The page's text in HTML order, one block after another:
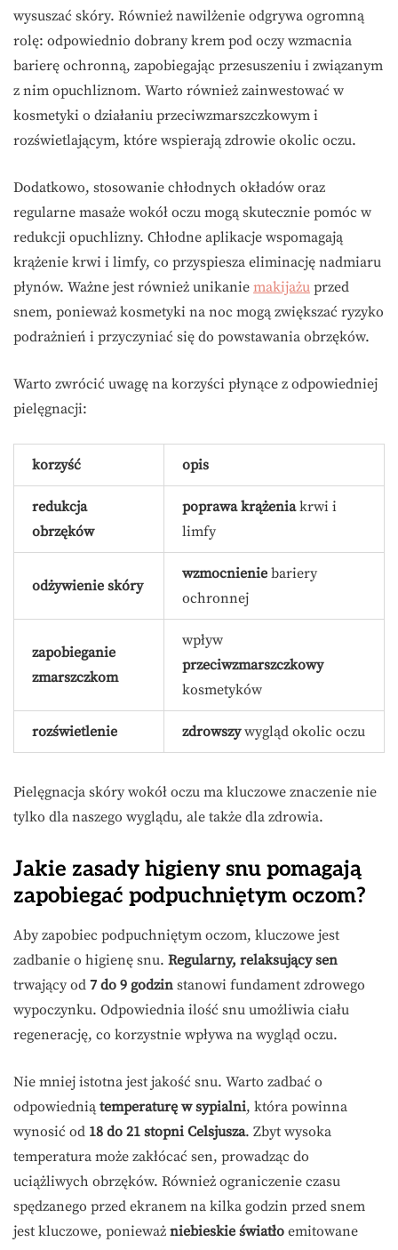
wysuszać skóry. Również nawilżenie odgrywa ogromną
rolę: odpowiednio dobrany krem pod oczy wzmacnia
barierę ochronną, zapobiegając przesuszeniu i związanym
z nim opuchliznom. Warto również zainwestować w
kosmetyki o działaniu przeciwzmarszczkowym i
rozświetlającym, które wspierają zdrowie okolic oczu.
Dodatkowo, stosowanie chłodnych okładów oraz
regularne masaże wokół oczu mogą skutecznie pomóc w
redukcji opuchlizny. Chłodne aplikacje wspomagają
krążenie krwi i limfy, co przyspiesza eliminację nadmiaru
płynów. Ważne jest również unikanie makijażu przed
snem, ponieważ kosmetyki na noc mogą zwiększać ryzyko
podrażnień i przyczyniać się do powstawania obrzęków.
Warto zwrócić uwagę na korzyści płynące z odpowiedniej
pielęgnacji:
korzyść opis
redukcja
obrzęków
poprawa krążeniakrwi i
limfy
odżywienie skóry
wzmocnienie bariery
ochronnej
zapobieganie
zmarszczkom
wpływ
przeciwzmarszczkowy
kosmetyków
rozświetlenie zdrowszywygląd okolic oczu
Pielęgnacja skóry wokół oczu ma kluczowe znaczenie nie
tylko dla naszego wyglądu, ale także dla zdrowia.
Jakie zasady higieny snu pomagają
zapobiegać podpuchniętym oczom?
Aby zapobiec podpuchniętym oczom, kluczowe jest
zadbanie o higienę snu. Regularny, relaksujący sen
trwający od 7 do 9 godzin stanowi fundament zdrowego
wypoczynku. Odpowiednia ilość snu umożliwia ciału
regenerację, co korzystnie wpływa na wygląd oczu.
Nie mniej istotna jest jakość snu. Warto zadbać o
odpowiednią temperaturę w sypialni, która powinna
wynosić od 18 do 21 stopni Celsjusza. Zbyt wysoka
temperatura może zakłócać sen, prowadząc do
uciążliwych obrzęków. Również ograniczenie czasu
spędzanego przed ekranem na kilka godzin przed snem
jest kluczowe, ponieważ niebieskie światło emitowane